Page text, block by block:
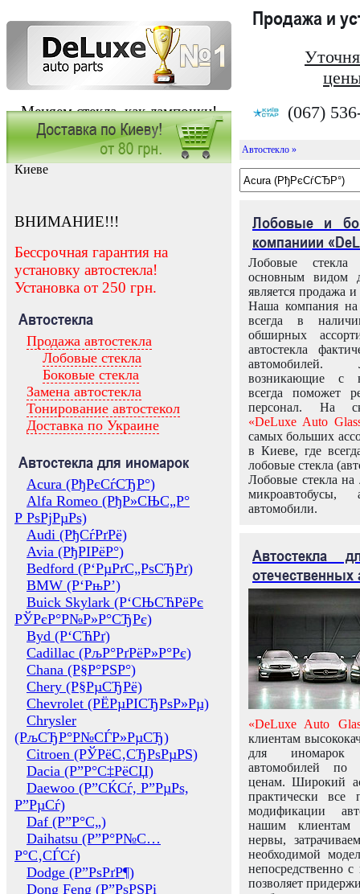
Меняем стекла, как лампочки!
Продажа и
(067)
Заказать установку автостекла в
Киеве
ВНИМАНИЕ!!!
Бессрочная гарантия на
установку автостекла!
Установка от 250 грн.
Автостекла
Продажа автостекла
Лобовые стекла
Боковые стекла
Замена автостекла
Тонирование автостекол
Доставка по Украине
Автостекла для иномарок
Acura (РђРєСѓСЂР°)
Alfa Romeo (РђР»СЊС„Р°
Р РѕРјРµРѕ)
Audi (РђСѓРґРё)
Avia (РђРІРёР°)
Bedford (Р‘РµРґС„РѕСЂРґ)
BMW (Р‘РњР’)
Buick Skylark (Р‘СЊСЋРёРє
РЎРєР°Р№Р»Р°СЂРє)
Byd (Р‘СЋРґ)
Cadillac (РљР°РґРёР»Р°Рє)
Chana (Р§Р°РЅР°)
Chery (Р§РµСЂРё)
Chevrolet (РЁРµРІСЂРѕР»Рµ)
Chrysler
(РљСЂР°Р№СЃР»РµСЂ)
Citroen (РЎРёС‚СЂРѕРµРЅ)
Dacia (Р”Р°С‡РёСЏ)
Daewoo (Р”СЌСѓ, Р”РµРѕ,
Р”РµСѓ)
Daf (Р”Р°С„)
Daihatsu (Р”Р°Р№С…
Р°С‚СЃСѓ)
Dodge (Р”РѕРґР¶)
Dong Feng (Р”РѕРЅРі
Автостекло »
Лобовые и
компаниии
Лобовые
основным видом
является продажа и
Наша компания на
всегда в
обширных
автостекла
возникающие с
всегда поможет
персонал. На
«DeLuxe Auto
самых больших
в Киеве, где
лобовые стекла
Лобовые стекла на
микроавтобусы,
автомобили.
Автостекла
отечественных
«DeLuxe Auto
клиентам
для иномарок
автомобилей
ценам. Широкий
практически все
модификации
нашим клиентам
нервы,
необходимой
непосредственно
позволяет